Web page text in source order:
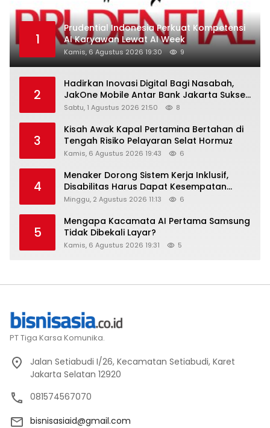
1
Prudential Indonesia Perkuat Kompetensi
AI Karyawan Lewat AI Week
Kamis, 6 Agustus 2026 19:30 9
2
Hadirkan Inovasi Digital Bagi Nasabah,
JakOne Mobile Antar Bank Jakarta Sukses
Raih Digital Excellence Awards 2026
Sabtu, 1 Agustus 2026 21:50 8
3
Kisah Awak Kapal Pertamina Bertahan di
Tengah Risiko Pelayaran Selat Hormuz
Kamis, 6 Agustus 2026 19:43 6
4
Menaker Dorong Sistem Kerja Inklusif,
Disabilitas Harus Dapat Kesempatan
Setara
Minggu, 2 Agustus 2026 11:13 6
5
Mengapa Kacamata AI Pertama Samsung
Tidak Dibekali Layar?
Kamis, 6 Agustus 2026 19:31 5
PT Tiga Karsa Komunika.
Jalan Setiabudi I/26, Kecamatan Setiabudi, Karet
Jakarta Selatan 12920
081574567070
bisnisasiaid@gmail.com